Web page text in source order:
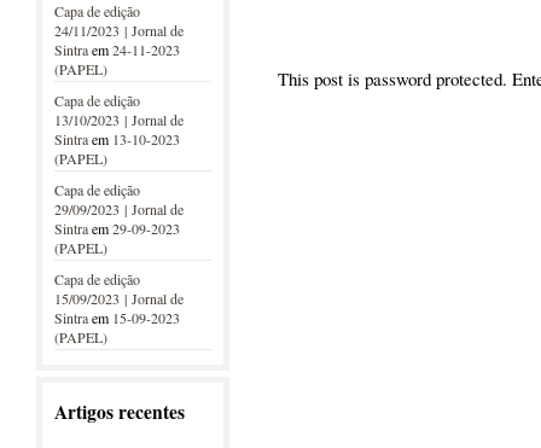
Capa de edição
24/11/2023 | Jornal de
Sintraem24-11-2023
(PAPEL)
Capa de edição
13/10/2023 | Jornal de
Sintraem 13-10-2023
(PAPEL)
Capa de edição
29/09/2023 | Jornal de
Sintraem29-09-2023
(PAPEL)
Capa de edição
15/09/2023 | Jornal de
Sintraem 15-09-2023
(PAPEL)
Artigos recentes
This post is password protected.